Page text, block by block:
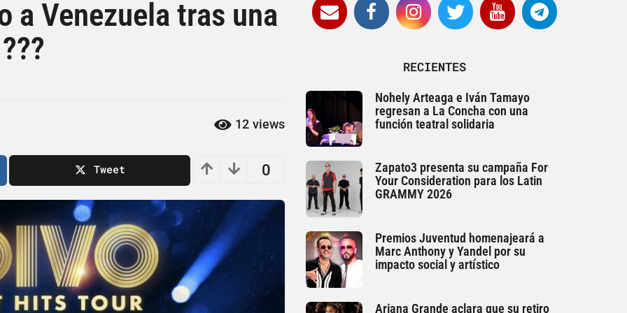
a Venezuela tras una
12 views
0
Tweet
RECIENTES
Nohely Arteaga e Iván Tamayo
regresan a La Concha con una
función teatral solidaria
Zapato3 presenta su campaña For
Your Consideration para los Latin
GRAMMY 2026
Premios Juventud homenajeará a
Marc Anthony y Yandel por su
impacto social y artístico
Ariana Grande aclara que su retiro